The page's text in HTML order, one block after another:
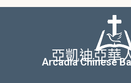
亞凱迪亞華
Arcadia Chinese